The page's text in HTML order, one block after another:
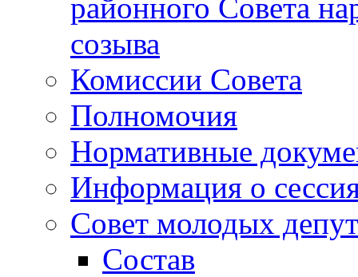
районного Совета
созыва
Комиссии Совета
Полномочия
Нормативные
Информация о
Совет молодых
Состав